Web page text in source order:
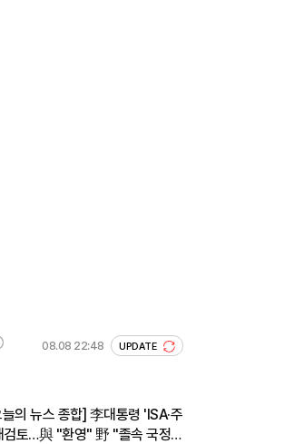
08.08 22:48 UPDATE
의 뉴스 종합] 李대통령 'ISA·주
검토…與 "환영" 野 "졸속 국정"